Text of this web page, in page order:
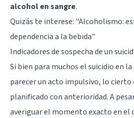
alcohol en sangre.
Quizás te interese: "Alcoholismo:
dependencia a la bebida"
Indicadores de sospecha de un
Si bien para muchos el suicidio en
parecer un acto impulsivo, lo cierto
planificado con anterioridad. A
averiguar el momento exacto en el